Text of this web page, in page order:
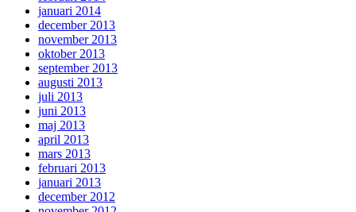
januari 2014
december 2013
november 2013
oktober 2013
september 2013
augusti 2013
juli 2013
juni 2013
maj 2013
april 2013
mars 2013
februari 2013
januari 2013
december 2012